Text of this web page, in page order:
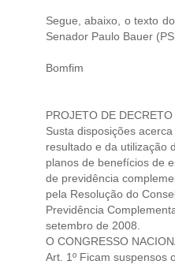
Segue, abaixo, o texto
Senador Paulo Bauer
Bomfim
PROJETO DE
Susta disposições
resultado e da utilização
planos de benefícios de
de previdência
pela Resolução do
Previdência
setembro de 2008.
O CONGRESSO
Art. 1º Ficam suspensos